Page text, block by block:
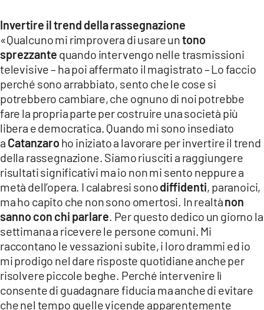
Invertire il trend della rassegnazione
«Qualcuno mi rimprovera di usare untono
sprezzante quando intervengo nelle trasmissioni
televisive – ha poi affermato il magistrato – Lo faccio
perché sono arrabbiato, sento che le cose si
potrebbero cambiare, che ognuno di noi potrebbe
fare la propria parte per costruire una società più
libera e democratica. Quando mi sono insediato
a Catanzaroho iniziato a lavorare per invertire il trend
della rassegnazione. Siamo riusciti a raggiungere
risultati significativi ma io non mi sento neppure a
metà dell’opera. I calabresi sonodiffidenti, paranoici,
ma ho capito che non sono omertosi. In realtànon
sanno con chi parlare . Per questo dedico un giorno la
settimana a ricevere le persone comuni. Mi
raccontano le vessazioni subite, i loro drammi ed io
mi prodigo nel dare risposte quotidiane anche per
risolvere piccole beghe. Perché intervenire lì
consente di guadagnare fiducia ma anche di evitare
che nel tempo quelle vicende apparentemente